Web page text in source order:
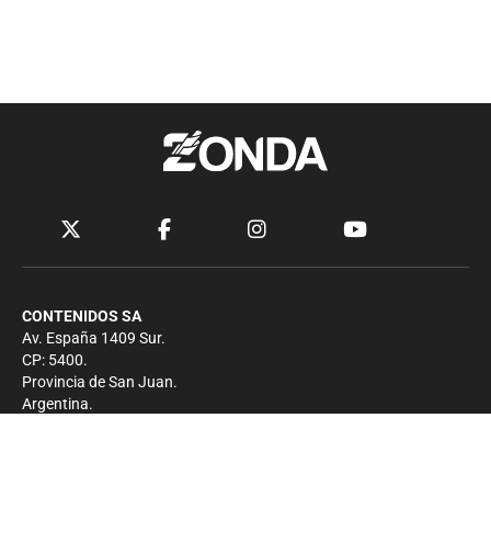
CONTENIDOS SA
Av. España 1409 Sur.
CP: 5400.
Provincia de San Juan.
Argentina.